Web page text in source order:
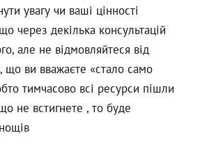
увагу чи ваші цінності
через декілька консультацій
але не відмовляйтеся від
що ви вважаєте «стало само
тимчасово всі ресурси пішли
не встигнете , то буде